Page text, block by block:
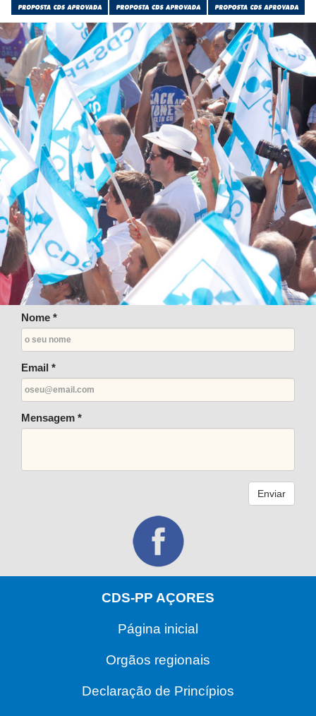
Nome *
Email *
Mensagem *
Enviar
CDS-PP AÇORES
Página inicial
Orgãos regionais
Declaração de Princípios